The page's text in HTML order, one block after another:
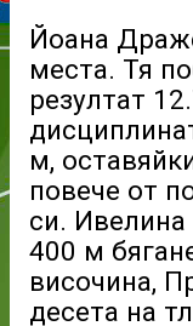
Йоана
места. Тя
резултат
м,
повече от
си. Ивелина
400 м
височина,
десета на